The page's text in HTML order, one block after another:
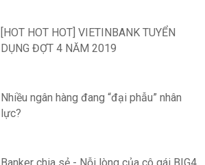
[HOT HOT HOT] VIETINBANK TUYỂN
DỤNG ĐỢT 4 NĂM 2019
Nhiều ngân hàng đang “đại phẫu” nhân
lực?